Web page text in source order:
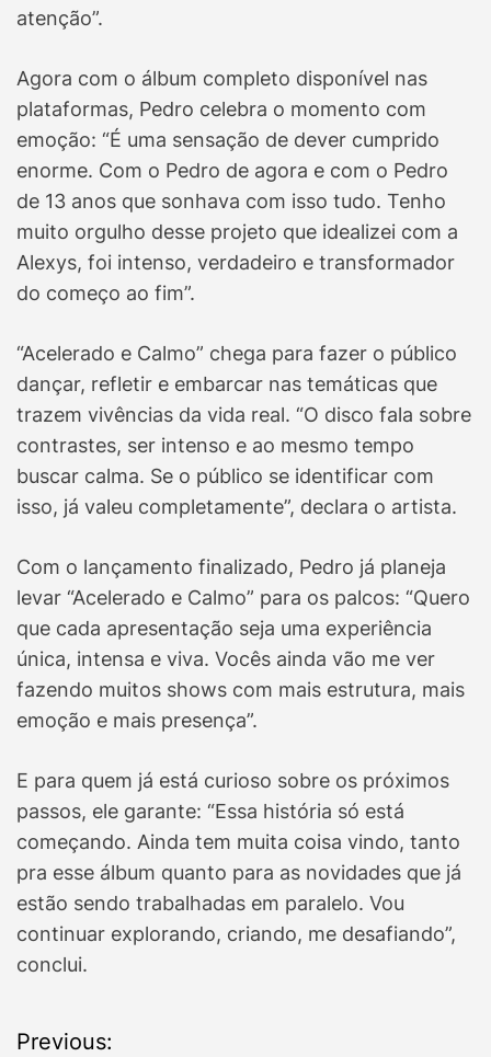
atenção”.
Agora com o álbum completo disponível nas
plataformas, Pedro celebra o momento com
emoção: “É uma sensação de dever cumprido
enorme. Com o Pedro de agora e com o Pedro
de 13 anos que sonhava com isso tudo. Tenho
muito orgulho desse projeto que idealizei com a
Alexys, foi intenso, verdadeiro e transformador
do começo ao fim”.
“Acelerado e Calmo” chega para fazer o público
dançar, refletir e embarcar nas temáticas que
trazem vivências da vida real. “O disco fala sobre
contrastes, ser intenso e ao mesmo tempo
buscar calma. Se o público se identificar com
isso, já valeu completamente”, declara o artista.
Com o lançamento finalizado, Pedro já planeja
levar “Acelerado e Calmo” para os palcos: “Quero
que cada apresentação seja uma experiência
única, intensa e viva. Vocês ainda vão me ver
fazendo muitos shows com mais estrutura, mais
emoção e mais presença”.
E para quem já está curioso sobre os próximos
passos, ele garante: “Essa história só está
começando. Ainda tem muita coisa vindo, tanto
pra esse álbum quanto para as novidades que já
estão sendo trabalhadas em paralelo. Vou
continuar explorando, criando, me desafiando”,
conclui.
Previous: